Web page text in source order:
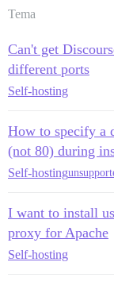
Tema
Can't get
different ports
Self-hosting
How to specify a
(not 80) during
Self-hosting
I want to install
proxy for Apache
Self-hosting